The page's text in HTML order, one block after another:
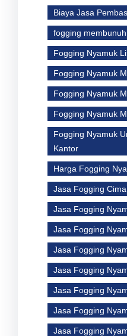
Biaya Jasa
fogging
Fogging Nyamuk
Fogging Nyamuk
Fogging Nyamuk
Fogging Nyamuk
Fogging Nyamuk
Kantor
Harga Fogging
Jasa Fogging
Jasa Fogging
Jasa Fogging
Jasa Fogging
Jasa Fogging
Jasa Fogging
Jasa Fogging
Jasa Fogging